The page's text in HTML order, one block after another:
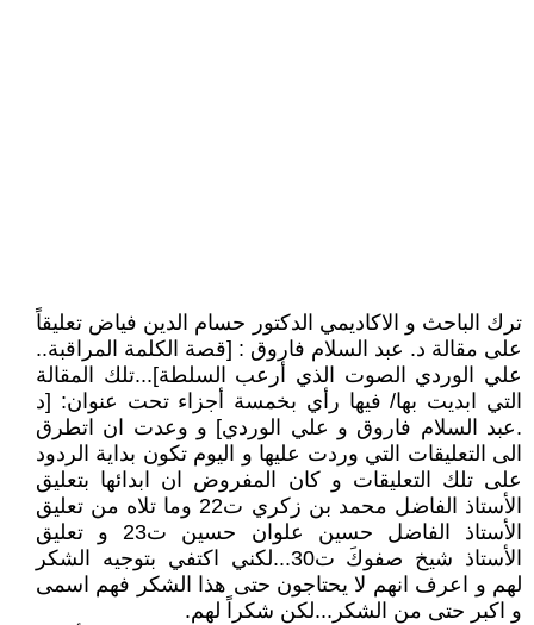
ترك الباحث و الاكاديمي الدكتور حسام الدين فياض تعليقاً
على مقالة د. عبد السلام فاروق : [قصة الكلمة المراقبة..
علي الوردي الصوت الذي أرعب السلطة]...تلك المقالة
التي ابديت بها/ فيها رأي بخمسة أجزاء تحت عنوان: [د
.عبد السلام فاروق و علي الوردي] و وعدت ان اتطرق
الى التعليقات التي وردت عليها و اليوم تكون بداية الردود
على تلك التعليقات و كان المفروض ان ابدائها بتعليق
الأستاذ الفاضل محمد بن زكري ت22 وما تلاه من تعليق
الأستاذ الفاضل حسين علوان حسين ت23 و تعليق
الأستاذ شيخ صفوكَ ت30...لكني اكتفي بتوجيه الشكر
لهم و اعرف انهم لا يحتاجون حتى هذا الشكر فهم اسمى
و اكبر حتى من الشكر...لكن شكراً لهم.